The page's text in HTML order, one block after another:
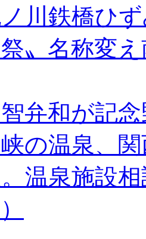
川鉄橋ひ
祭〟名称変
弁和が記
の温泉、
温泉施設